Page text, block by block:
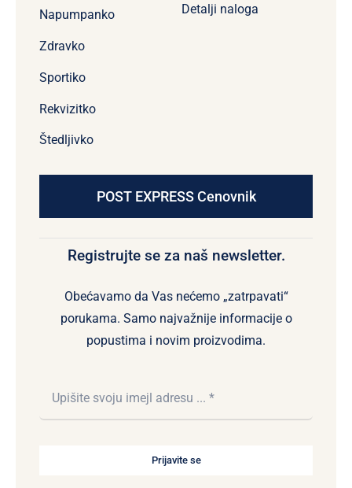
Napumpanko
Zdravko
Sportiko
Rekvizitko
Štedljivko
Detalji naloga
POST EXPRESS Cenovnik
Registrujte se za naš newsletter.
Obećavamo da Vas nećemo „zatrpavati“
porukama. Samo najvažnije informacije o
popustima i novim proizvodima.
Prijavite se